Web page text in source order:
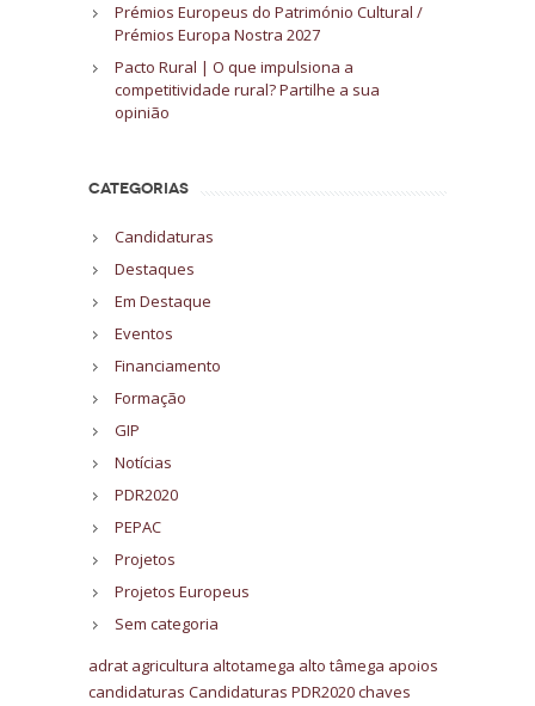
Prémios Europeus do Património Cultural /
Prémios Europa Nostra 2027
Pacto Rural | O que impulsiona a
competitividade rural? Partilhe a sua
opinião
CATEGORIAS
Candidaturas
Destaques
Em Destaque
Eventos
Financiamento
Formação
GIP
Notícias
PDR2020
PEPAC
Projetos
Projetos Europeus
Sem categoria
adrat agricultura altotamega alto tâmega apoios
candidaturas Candidaturas PDR2020chaves